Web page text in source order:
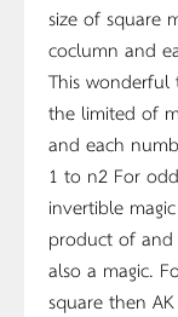
size of square
coclumn and
This wonderful
the limited of
and each
1 to n2 For
invertible
product of and
also a magic.
square then